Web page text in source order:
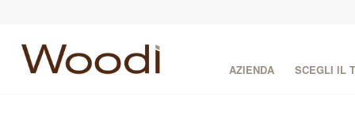
AZIENDA SCEGLI IL